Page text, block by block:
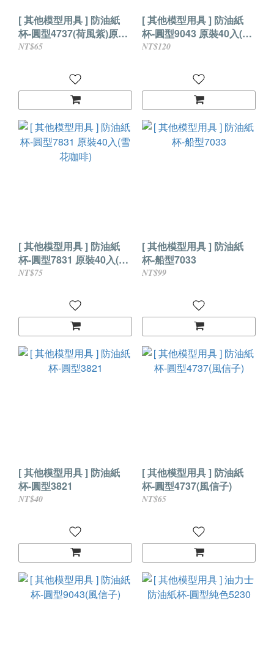
[ 其他模型用具 ] 防油紙
杯-圓型4737(荷風紫)原裝
40入
NT$65
[ 其他模型用具 ] 防油紙
杯-圓型9043 原裝40入(荷
風紫)
NT$120
[ 其他模型用具 ] 防油紙
杯-圓型7831 原裝40入(雪
花咖啡)
NT$75
[ 其他模型用具 ] 防油紙
杯-船型7033
NT$99
[ 其他模型用具 ] 防油紙
杯-圓型3821
NT$40
[ 其他模型用具 ] 防油紙
杯-圓型4737(風信子)
NT$65